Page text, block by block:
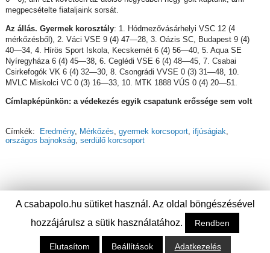
megpecsételte fiataljaink sorsát.
Az állás. Gyermek korosztály: 1. Hódmezővásárhelyi VSC 12 (4
mérkőzésből), 2. Váci VSE 9 (4) 47—28, 3. Oázis SC, Budapest 9 (4)
40—34, 4. Hírös Sport Iskola, Kecskemét 6 (4) 56—40, 5. Aqua SE
Nyíregyháza 6 (4) 45—38, 6. Ceglédi VSE 6 (4) 48—45, 7. Csabai
Csirkefogók VK 6 (4) 32—30, 8. Csongrádi VVSE 0 (3) 31—48, 10.
MVLC Miskolci VC 0 (3) 16—33, 10. MTK 1888 VÚS 0 (4) 20—51.
Címlapképünkön: a védekezés egyik csapatunk erőssége sem volt
Címkék: Eredmény, Mérkőzés gyermek korcsoport, ifjúságiak
országos bajnokság, serdülő korcsoport
© Csabai Csirkefogók Vízilabda Klub
A csabapolo.hu sütiket használ. Az oldal böngészésével
hozzájárulsz a sütik használatához.
Rendben
Elutasítom Beállítások Adatkezelés